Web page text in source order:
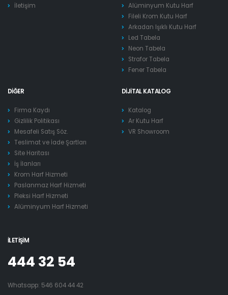
İletişim
Alüminyum Kutu Harf
Fileli Krom Kutu Harf
Arkadan Işıklı Kutu Harf
Led Tabela
Neon Tabela
Strafor Tabela
Fener Tabela
DIĞER
Firma Kaydı
Gizlilik Politikası
Mesafeli Satış Söz.
Teslimat ve İade Şartları
Site Haritası
İş İlanları
Krom Harf Hizmeti
Paslanmaz Harf Hizmeti
Pleksi Harf Hizmeti
Alüminyum Harf Hizmeti
DIJITAL KATALOG
Katalog
Ar Kutu Harf
VR Showroom
İLETIŞIM
444 32 54
Whatsapp: 546 604 44 42